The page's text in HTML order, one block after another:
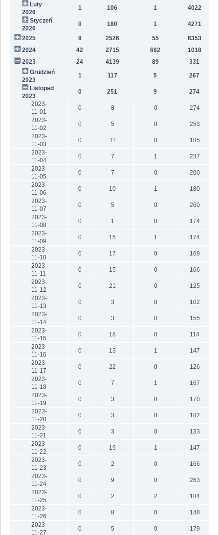
Luty
2026
1 106 1 4022
Styczeń
2026
0 180 1 4271
2025 9 2526 55 6353
2024
42 2715 682 1018
2023
24 4139 89 331
Grudzień
2023
1 117 5 267
Listopad
2023
0 251 9 274
2023-
11-01
0 8 0
274
2023-
11-02
0 5 0
253
2023-
11-03
0 11 0
185
2023-
11-04
0 7 1
237
2023-
11-05
0 7 0
200
2023-
11-06
0 10 1
180
2023-
11-07
0 5 0
260
2023-
11-08
0 1 0
174
2023-
11-09
0 15 1
174
2023-
11-10
0 17 0 169
2023-
11-11
0 15 0
166
2023-
11-12
0 21 0
125
2023-
11-13
0 3 0
102
2023-
11-14
0 3 0
155
2023-
11-15
0 18 0
114
2023-
11-16
0 13 1
147
2023-
11-17
0 22 0
126
2023-
11-18
0 7 1
167
2023-
11-19
0 3 0
170
2023-
11-20
0 3 0
182
2023-
11-21
0 3 0
133
2023-
11-22
0 19 1
147
2023-
11-23
0 2 0
166
2023-
11-24
0 9 0
263
2023-
11-25
0 2 2
184
2023-
11-26
0 8 0
148
2023-
11-27
0 5 0 179